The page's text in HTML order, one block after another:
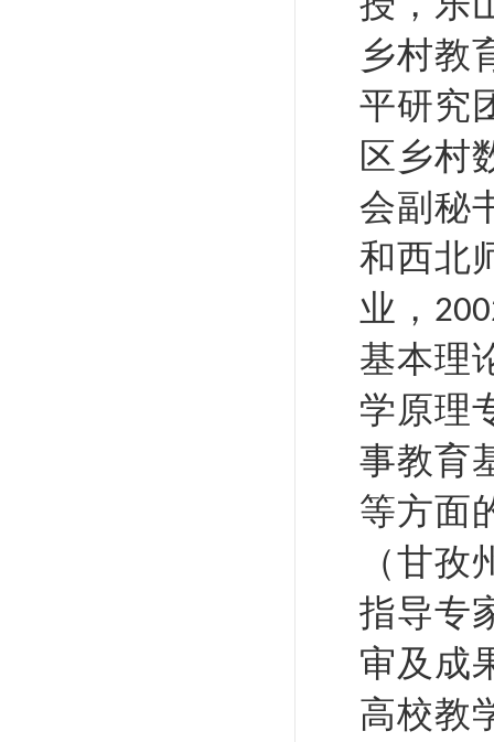
乡村教
平研究
区乡村
会副秘
和西北
业，
基本理
学原理
事教育
等方面
（甘
指导专
审及成
高校教